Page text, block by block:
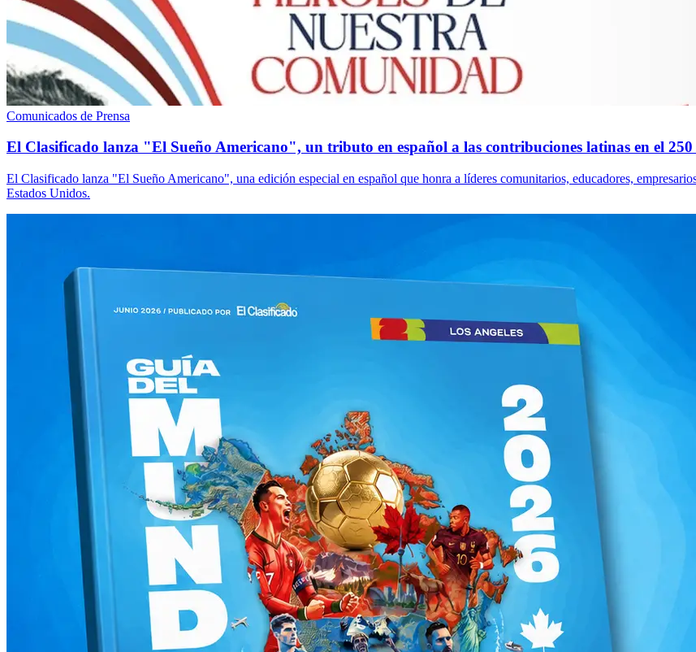
Comunicados de Prensa
El Clasificado lanza "El Sueño Americano", un tributo en español a las contribuciones latinas en el
El Clasificado lanza "El Sueño Americano", una edición especial en español que honra a líderes comunitarios, educadores,
Estados Unidos.